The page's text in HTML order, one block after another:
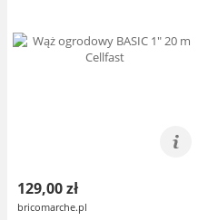
129,00 zł
bricomarche.pl